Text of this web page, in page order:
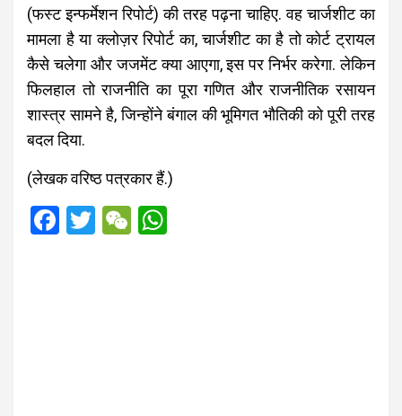
(फस्ट इन्फर्मेशन रिपोर्ट) की तरह पढ़ना चाहिए. वह चार्जशीट का
मामला है या क्लोज़र रिपोर्ट का, चार्जशीट का है तो कोर्ट ट्रायल
कैसे चलेगा और जजमेंट क्या आएगा, इस पर निर्भर करेगा. लेकिन
फिलहाल तो राजनीति का पूरा गणित और राजनीतिक रसायन
शास्त्र सामने है, जिन्होंने बंगाल की भूमिगत भौतिकी को पूरी तरह
बदल दिया.
(लेखक वरिष्ठ पत्रकार हैं.)
F
T
W